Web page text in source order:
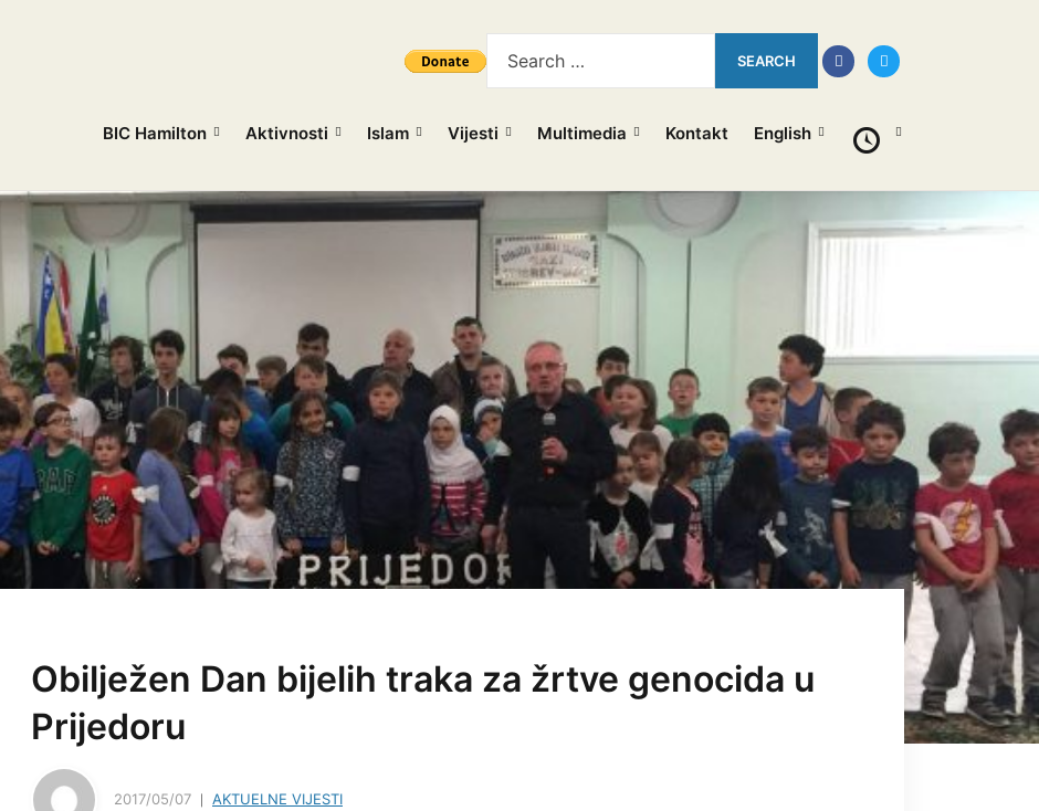
BIC Hamilton Aktivnosti Islam Vijesti Multimedia Kontakt English
Obilježen Dan bijelih traka za žrtve genocida u
Prijedoru
2017/05/07 AKTUELNE VIJESTI